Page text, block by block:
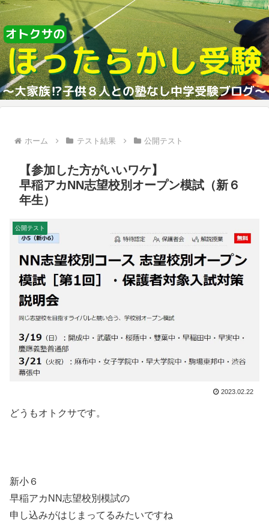
ホーム テスト結果 公開テスト
【参加した方がいいワケ】
早稲アカNN志望校別オープン模試（新６
年生）
公開テスト
2023.02.22
どうもオトクサです。
新小６
早稲アカNN志望校別模試の
申し込みがはじまってるみたいですね